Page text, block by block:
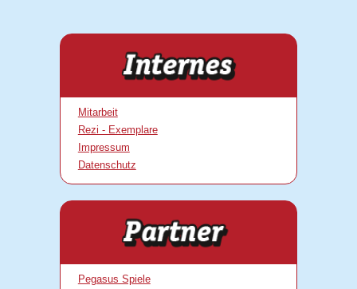
Mitarbeit
Rezi - Exemplare
Impressum
Datenschutz
Pegasus Spiele